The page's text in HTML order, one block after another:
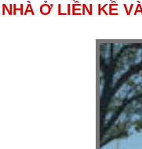
NHÀ Ở LIỀN KỀ